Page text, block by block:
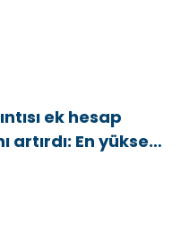
ek hesap
artırdı: En yüksek